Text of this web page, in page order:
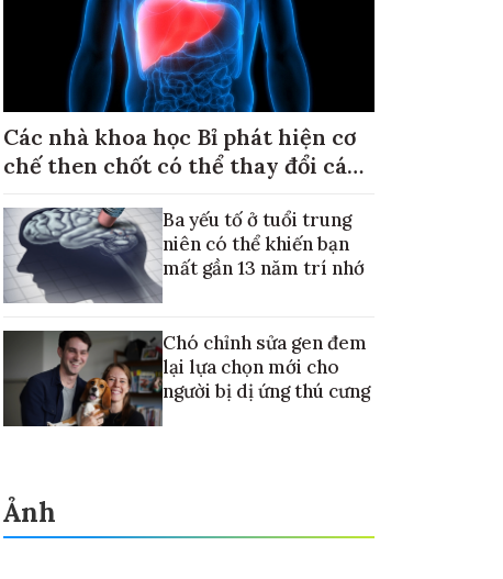
Các nhà khoa học Bỉ phát hiện cơ
chế then chốt có thể thay đổi cách
Ba yếu tố ở tuổi trung
niên có thể khiến bạn
mất gần 13 năm trí nhớ
Chó chỉnh sửa gen đem
lại lựa chọn mới cho
người bị dị ứng thú cưng
Ảnh